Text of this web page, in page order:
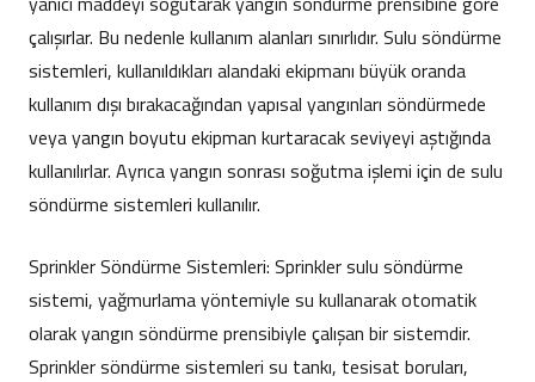
çalışırlar. Bu nedenle kullanım alanları sınırlıdır. Sulu söndürme
sistemleri, kullanıldıkları alandaki ekipmanı büyük oranda
kullanım dışı bırakacağından yapısal yangınları söndürmede
veya yangın boyutu ekipman kurtaracak seviyeyi aştığında
kullanılırlar. Ayrıca yangın sonrası soğutma işlemi için de sulu
söndürme sistemleri kullanılır.
Sprinkler Söndürme Sistemleri: Sprinkler sulu söndürme
sistemi, yağmurlama yöntemiyle su kullanarak otomatik
olarak yangın söndürme prensibiyle çalışan bir sistemdir.
Sprinkler söndürme sistemleri su tankı, tesisat boruları,